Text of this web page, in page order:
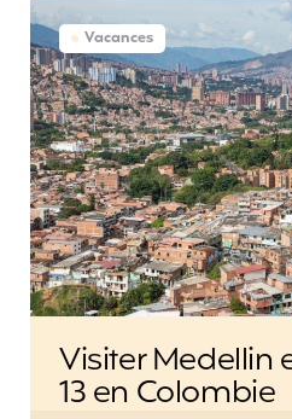
Vacances
Visiter Medellin
13 en Colombie